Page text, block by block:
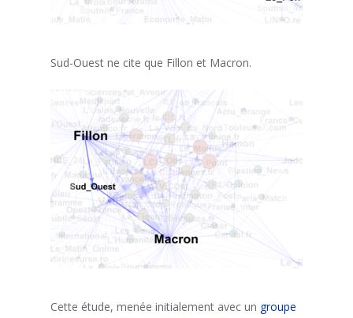
Sud-Ouest ne cite que Fillon et Macron.
Cette étude, menée initialement avec un groupe